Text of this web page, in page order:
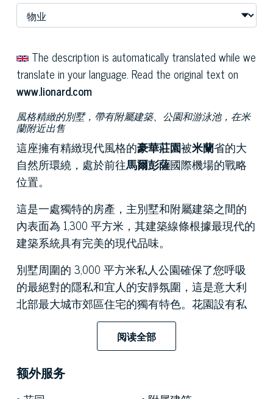
The description is automatically translated while we
translate in your language. Read the original text on
www.lionard.com
風格精緻的別墅，帶有附屬建築、公園和游泳池，在米
蘭附近出售
這座擁有精緻現代風格的豪華莊園被米蘭省的大
自然所環繞，處於前往馬爾彭薩國際機場的戰略
位置。
這是一處獨特的房產，主別墅和附屬建築之間的
內表面為 1,300 平方米，其建築線條根據最現代的
建築系統具有完美的現代品味。
別墅周圍的 3,000 平方米私人公園確保了您呼吸
的最絕對的隱私和宜人的安靜氛圍，這是意大利
北部最大城市郊區住宅的獨有特色。花園設有私
人道路的雙入口，並種植了形態壯觀的植物，旨
在成為城市中的一個小綠洲，其中還包括一個壯
麗的游泳池和一個池塘。
使用經過充分校準的周界重量傳感器、攝像頭電
阅读全部
额外服务